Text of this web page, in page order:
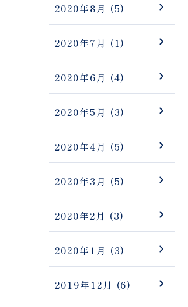
2020年8月 (5)
2020年7月 (1)
2020年6月 (4)
2020年5月 (3)
2020年4月 (5)
2020年3月 (5)
2020年2月 (3)
2020年1月 (3)
2019年12月 (6)